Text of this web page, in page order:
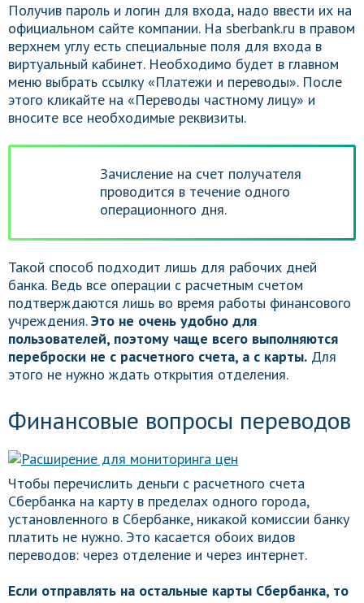
Получив пароль и логин для входа, надо ввести их на
официальном сайте компании. На sberbank.ru в правом
верхнем углу есть специальные поля для входа в
виртуальный кабинет. Необходимо будет в главном
меню выбрать ссылку «Платежи и переводы». После
этого кликайте на «Переводы частному лицу» и
вносите все необходимые реквизиты.
Зачисление на счет получателя
проводится в течение одного
операционного дня.
Такой способ подходит лишь для рабочих дней
банка. Ведь все операции с расчетным счетом
подтверждаются лишь во время работы финансового
учреждения.Это не очень удобно для
пользователей, поэтому чаще всего выполняются
переброски не с расчетного счета, а с карты. Для
этого не нужно ждать открытия отделения.
Финансовые вопросы переводов
Чтобы перечислить деньги с расчетного счета
Сбербанка на карту в пределах одного города,
установленного в Сбербанке, никакой комиссии банку
платить не нужно. Это касается обоих видов
переводов: через отделение и через интернет.
Если отправлять на остальные карты Сбербанка, то